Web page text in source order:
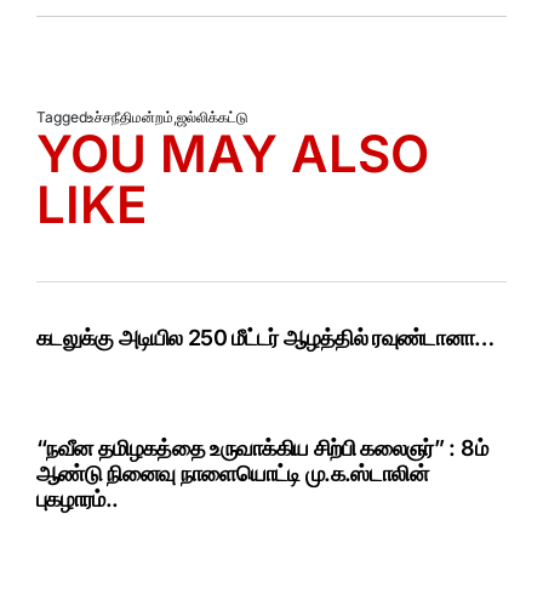
Taggedஉச்சநீதிமன்றம் ஜல்லிக்கட்டு
YOU MAY ALSO
LIKE
கடலுக்கு அடியில 250 மீட்டர் ஆழத்தில் ரவுண்டானா…
“நவீன தமிழகத்தை உருவாக்கிய சிற்பி கலைஞர்” : 8ம்
ஆண்டு நினைவு நாளையொட்டி மு.க.ஸ்டாலின்
புகழாரம்..